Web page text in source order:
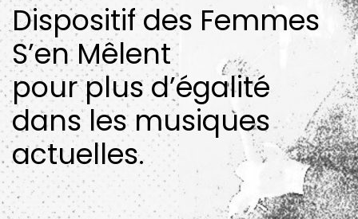
Dispositif des Femmes
S’en Mêlent
pour plus d’égalité
dans les musiques
actuelles.